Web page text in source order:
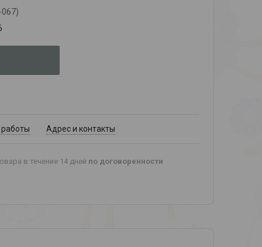
067)
Адрес и контакты
в течение 14 дней по договоренности